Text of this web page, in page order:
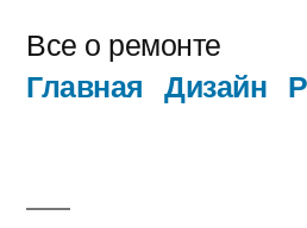
содержимому
Все о ремонте
Главная Дизайн